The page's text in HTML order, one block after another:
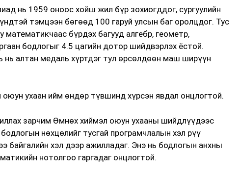
нь 1959 оноос хойш жил бүр зохиогддог, сургуулийн
тэмцээн бөгөөд 100 гаруй улсын баг оролцдог. Тус
математикчаас бүрдэх багууд алгебр, геометр,
бодлогыг 4.5 цагийн дотор шийдвэрлэх ёстой.
алтан медаль хүртдэг тул өрсөлдөөн маш ширүүн
ухаан ийм өндөр түвшинд хүрсэн явдал онцлогтой.
зарчим Өмнөх хиймэл оюун ухааны шийдлүүдээс
нөхцөлийг тусгай програмчлалын хэл рүү
байгалийн хэл дээр ажилладаг. Энэ нь бодлогын анхны
нотолгоо гаргадаг онцлогтой.